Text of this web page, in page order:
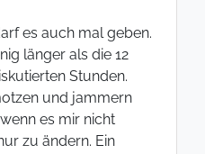
es auch mal geben.
länger als die 12
Stunden.
und jammern
es mir nicht
zu ändern. Ein